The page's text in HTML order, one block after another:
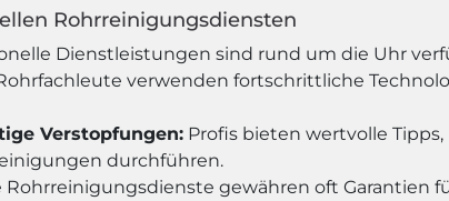
Rohrreinigungsdiensten
Dienstleistungen sind rund um die Uhr
verwenden fortschrittliche
Verstopfungen: Profis bieten wertvolle
durchführen.
Rohrreinigungsdienste gewähren oft Garantien